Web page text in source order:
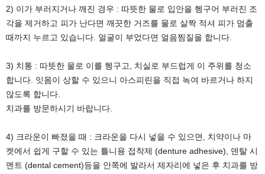
2) 이가 부러지거나 깨진 경우 : 따뜻한 물로 입안을 헹구어 부러진 조
각을 제거하고 피가 난다면 깨끗한 거즈를 물로 살짝 적셔 피가 멈출
때까지 누르고 있습니다. 얼굴이 부었다면 얼음찜질을 합니다.
3) 치통 : 따뜻한 물로 이를 헹구고, 치실로 부드럽게 이 주위를 청소
합니다. 잇몸이 상할 수 있으니 아스피린을 직접 녹여 바르거나 하지
않도록 합니다.
치과를 방문하시기 바랍니다.
4) 크라운이 빠졌을 때 : 크라운을 다시 넣을 수 있으면, 치약이나 마
켓에서 쉽게 구할 수 있는 틀니용 접착제 (denture adhesive), 덴탈 시
멘트 (dental cement)등을 안쪽에 발라서 제자리에 넣은 후 치과를 방